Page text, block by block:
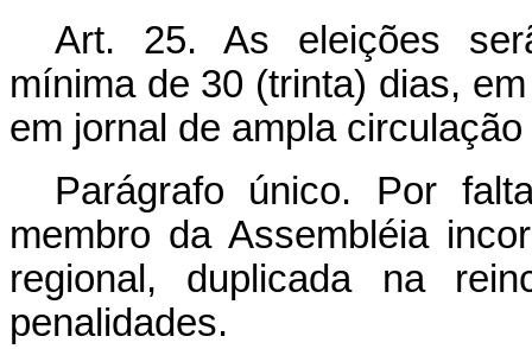
Art. 25. As eleições
mínima de 30 (trinta) dias,
em jornal de ampla
Parágrafo único. Por
membro da Assembléia
regional, duplicada na
penalidades.